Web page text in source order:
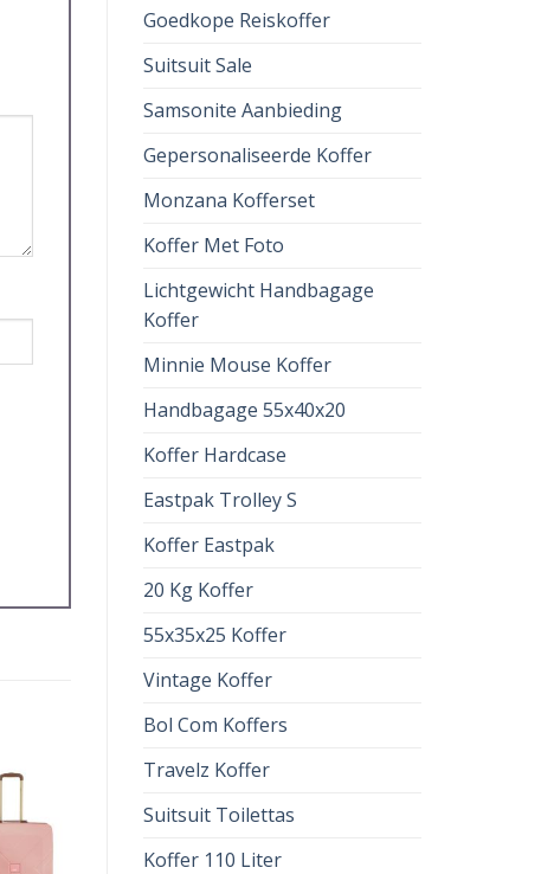
Goedkope Reiskoffer
Suitsuit Sale
Samsonite Aanbieding
Gepersonaliseerde Koffer
Monzana Kofferset
Koffer Met Foto
Lichtgewicht Handbagage
Koffer
Minnie Mouse Koffer
Handbagage 55x40x20
Koffer Hardcase
Eastpak Trolley S
Koffer Eastpak
20 Kg Koffer
55x35x25 Koffer
Vintage Koffer
Bol Com Koffers
Travelz Koffer
Suitsuit Toilettas
Koffer 110 Liter